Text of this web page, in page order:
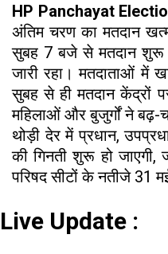
HP Panchayat
अंतिम चरण का मतदान
सुबह 7 बजे से मतदान शुरू
जारी रहा। मतदाताओं में
सुबह से ही मतदान केंद्रों
महिलाओं और बुजुर्गों ने बढ़-
थोड़ी देर में प्रधान,
की गिनती शुरू हो
परिषद सीटों के नतीजे 31
Live Update :